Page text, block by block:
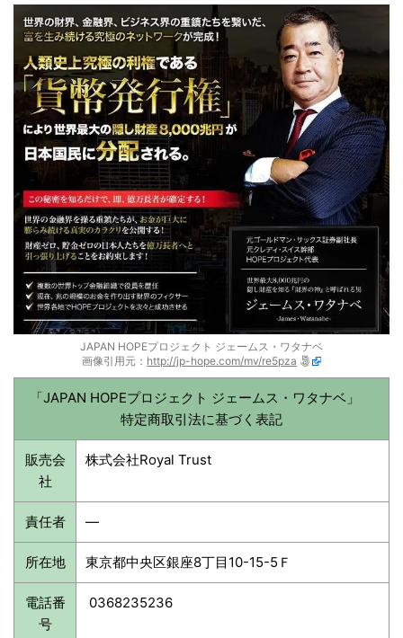
JAPAN HOPEプロジェクト ジェームス・ワタナベ
画像引用元： http://jp-hope.com/mv/re5pza
「JAPAN HOPEプロジェクト ジェームス・ワタナベ」
特定商取引法に基づく表記
販売会
社
株式会社Royal Trust
責任者 —
所在地 東京都中央区銀座8丁目10-15-5Ｆ
電話番
号
0368235236